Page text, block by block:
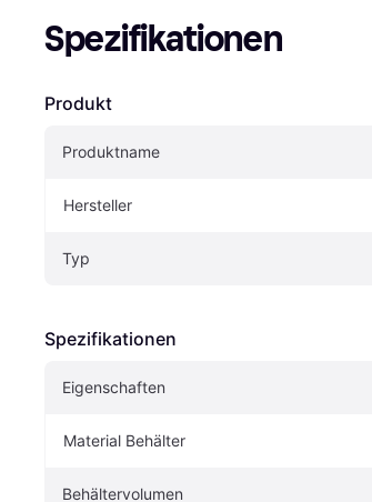
Spezifikationen
Produkt
Produktname
Hersteller
Typ
Spezifikationen
Eigenschaften
Material Behälter
Behältervolumen